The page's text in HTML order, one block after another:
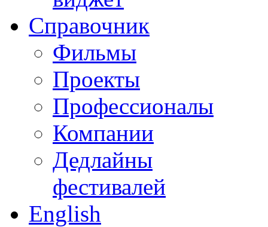
Справочник
Фильмы
Проекты
Профессионалы
Компании
Дедлайны
фестивалей
English